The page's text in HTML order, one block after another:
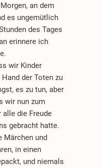
an dem
es ungemütlich
des Tages
erinnere ich
wir Kinder
der Toten zu
es zu tun, aber
wir nun zum
die Freude
gebracht hatte.
Märchen und
in einen
und niemals